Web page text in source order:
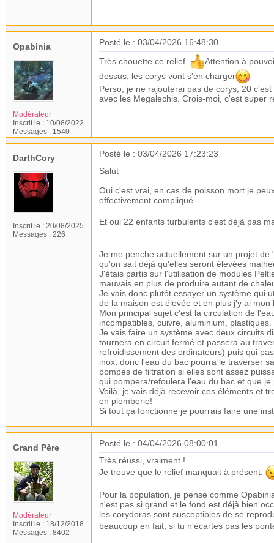
Opabinia
Modérateur
Inscrit le : 10/08/2022
Messages : 1540
Posté le : 03/04/2026 16:48:30
Très chouette ce relief.
Attention à
dessus, les corys vont s'en charger
Perso, je ne rajouterai pas de corys, 20
avec les Megalechis. Crois-moi, c'est super
DarthCory
Inscrit le : 20/08/2025
Messages : 226
Posté le : 03/04/2026 17:23:23
Salut
Oui c'est vrai, en cas de poisson mort je
effectivement compliqué...
Et oui 22 enfants turbulents c'est déjà pas
Je me penche actuellement sur un projet
qu'on sait déjà qu'elles seront élevées
J'étais partis sur l'utilisation de modules
mauvais en plus de produire autant de
Je vais donc plutôt essayer un système qui
de la maison est élevée et en plus j'y ai
Mon principal sujet c'est la circulation de
incompatibles, cuivre, aluminium,
Je vais faire un système avec deux circuits
tournera en circuit fermé et passera au
refroidissement des ordinateurs) puis qui
inox, donc l'eau du bac pourra le traverser
pompes de filtration si elles sont assez
qui pompera/refoulera l'eau du bac et que
Voilà, je vais déjà recevoir ces éléments et
en plomberie!
Si tout ça fonctionne je pourrais faire une
Grand Père
Modérateur
Inscrit le : 18/12/2018
Messages : 8402
Posté le : 04/04/2026 08:00:01
Très réussi, vraiment !
Je trouve que le relief manquait à présent.
Pour la population, je pense comme
n'est pas si grand et le fond est déjà bien
les corydoras sont susceptiblesde se
beaucoup en fait, si tu n'écartes pas les